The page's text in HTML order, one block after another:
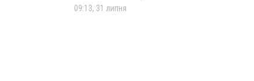
09:13, 31 липня